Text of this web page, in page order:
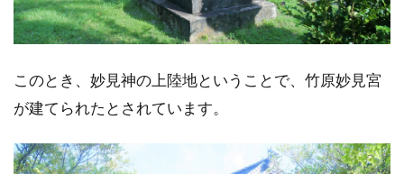
このとき、妙見神の上陸地ということで、竹原妙見宮
が建てられたとされています。